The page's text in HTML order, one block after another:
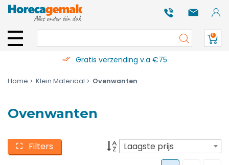
0
Gratis verzending v.a €75
Home Klein Materiaal Ovenwanten
Ovenwanten
Filters Laagste prijs